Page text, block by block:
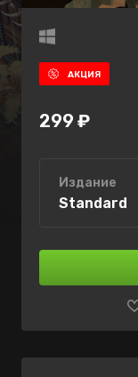
АКЦИЯ
299 ₽
Издание
Standard